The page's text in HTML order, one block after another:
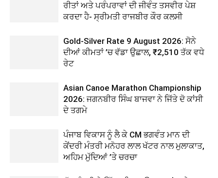
ਰੀਤਾਂ ਅਤੇ ਪਰੰਪਰਾਵਾਂ ਦੀ ਜੀਵੰਤ ਤਸਵੀਰ ਪੇਸ਼
ਕਰਦਾ ਹੈ- ਸ੍ਰੀਮਤੀ ਰਾਜਬੀਰ ਕੌਰ ਕਲਸੀ
Gold-Silver Rate 9 August 2026: ਸੋਨੇ
ਦੀਆਂ ਕੀਮਤਾਂ ’ਚ ਵੱਡਾ ਉਛਾਲ, ₹2,510 ਤੱਕ ਵਧੇ
ਰੇਟ
Asian Canoe Marathon Championship
2026: ਜਗਨਬੀਰ ਸਿੰਘ ਬਾਜਵਾ ਨੇ ਜਿੱਤੇ ਦੋ ਕਾਂਸੀ
ਦੇ ਤਗਮੇ
ਪੰਜਾਬ ਵਿਕਾਸ ਨੂੰ ਲੈ ਕੇ CM ਭਗਵੰਤ ਮਾਨ ਦੀ
ਕੇਂਦਰੀ ਮੰਤਰੀ ਮਨੋਹਰ ਲਾਲ ਖੱਟਰ ਨਾਲ ਮੁਲਾਕਾਤ,
ਅਹਿਮ ਮੁੱਦਿਆਂ ’ਤੇ ਚਰਚਾ